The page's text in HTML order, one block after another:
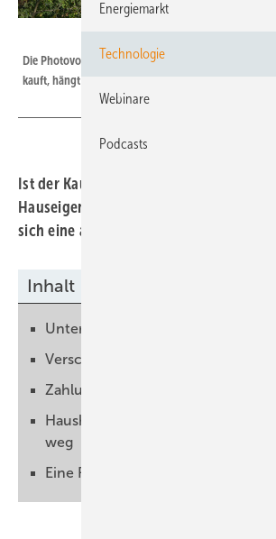
Die Photovoltaik lohnt sich in jedem Fall. Ob man die
kauft, hängt von den persönlichen Präferenzen ab.
Ist der Kauf oder die Pacht einer
Hauseigentümer wirtschaftlicher?
sich eine aktuelle Studie im Auftrag von
Inhalt
Unterschiede sind nur gering
Verschiedene Szenarien betrachtet
Zahlungsströme verglichen
Haushalte mit Solaranlagen
weg
Eine Frage der Präferenz und
Energiemarkt
Technologie
Webinare
Podcasts